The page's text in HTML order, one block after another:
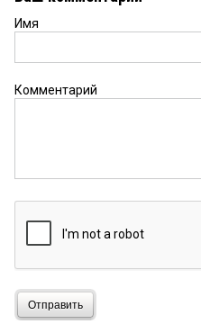
Имя
Комментарий
Отправить